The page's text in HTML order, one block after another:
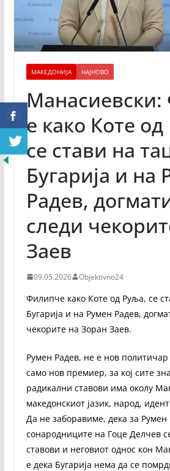
МАКЕДОНИЈА НАЈНОВО
е како Коте
се стави на
Бугарија и на
Радев,
следи
Заев
09.05.2026 Objektivno24
Филипче како Коте од Руља, се
Бугарија и на Румен Радев,
чекорите на Зоран Заев.
Румен Радев, не е нов политичар
само нов премиер, за кој сите
радикални ставови има околу
македонскиот јазик, народ,
Да не заборавиме, дека за Румен
сонародниците на Гоце Делчев
ставови и неговиот однос кон
е дека Бугарија нема да се